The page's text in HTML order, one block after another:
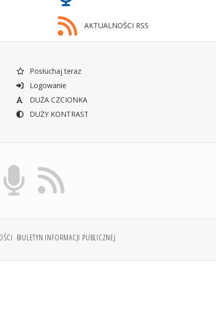
AKTUALNOŚCI RSS
Posłuchaj teraz
Logowanie
DUŻA CZCIONKA
DUŻY KONTRAST
BIULETYN INFORMACJI PUBLICZNEJ